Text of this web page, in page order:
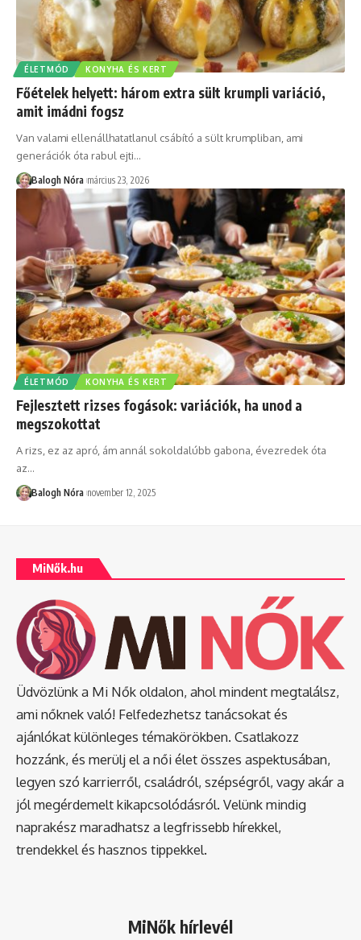
ÉLETMÓD KONYHA ÉS KERT
Főételek helyett: három extra sült krumpli variáció,
amit imádni fogsz
Van valami ellenállhatatlanul csábító a sült krumpliban, ami
generációk óta rabul ejti…
Balogh Nóra március 23, 2026
ÉLETMÓD KONYHA ÉS KERT
Fejlesztett rizses fogások: variációk, ha unod a
megszokottat
A rizs, ez az apró, ám annál sokoldalúbb gabona, évezredek óta
az…
Balogh Nóra november 12, 2025
MiNők.hu
Üdvözlünk a Mi Nők oldalon, ahol mindent megtalálsz,
ami nőknek való! Felfedezhetsz tanácsokat és
ajánlókat különleges témakörökben. Csatlakozz
hozzánk, és merülj el a női élet összes aspektusában,
legyen szó karrierről, családról, szépségről, vagy akár a
jól megérdemelt kikapcsolódásról. Velünk mindig
naprakész maradhatsz a legfrissebb hírekkel,
trendekkel és hasznos tippekkel.
MiNők hírlevél